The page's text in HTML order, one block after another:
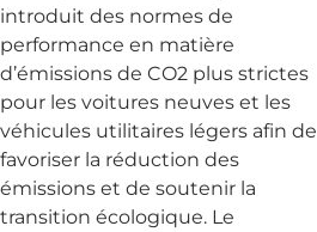
introduit des normes de
performance en matière
d’émissions de CO2 plus strictes
pour les voitures neuves et les
véhicules utilitaires légers afin de
favoriser la réduction des
émissions et de soutenir la
transition écologique. Le